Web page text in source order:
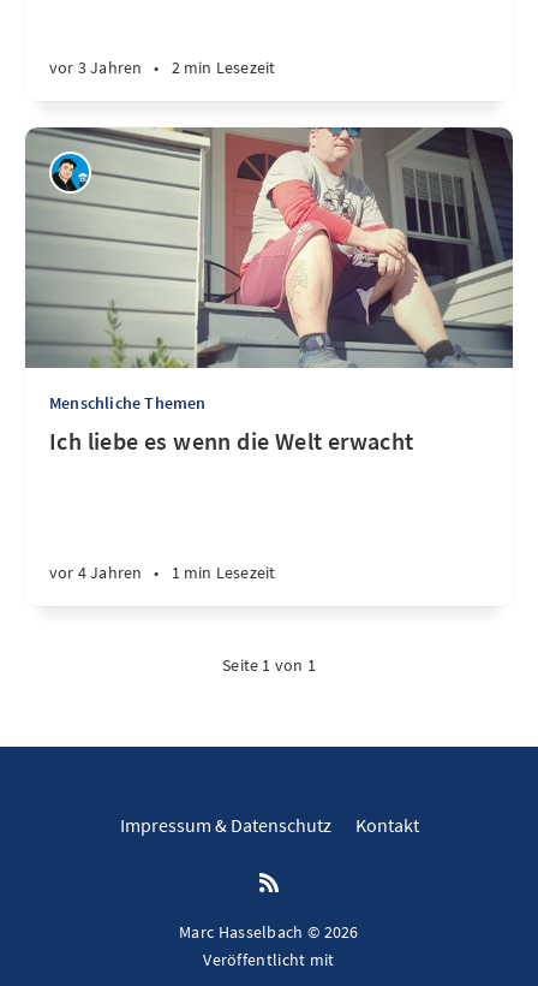
vor 3 Jahren • 2 min Lesezeit
Menschliche Themen
Ich liebe es wenn die Welt erwacht
vor 4 Jahren • 1 min Lesezeit
Seite 1 von 1
Impressum & Datenschutz Kontakt
Marc Hasselbach © 2026
Veröffentlicht mit